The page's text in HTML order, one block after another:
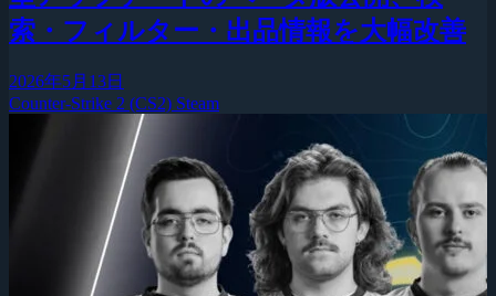
索・フィルター・出品情報を大幅改善
2026年5月13日
Counter-Strike 2 (CS2) Steam